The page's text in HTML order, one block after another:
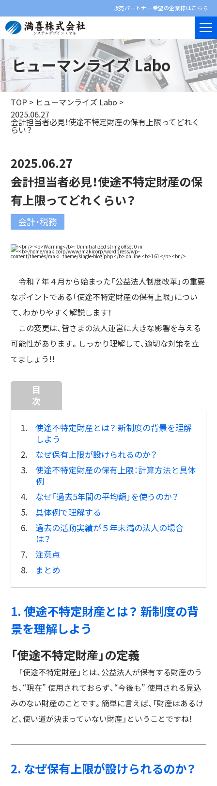
販売パートナー希望の企業様はこちら
ヒューマンライズ Labo
TOP > ヒューマンライズ Labo >
2025.06.27
会計担当者必見！使途不特定財産の保有上限ってどれく
らい？
2025.06.27
会計担当者必見！使途不特定財産の保
有上限ってどれくらい？
会計・税務
令和７年４月から始まった「公益法人制度改革」の重要
なポイントである「使途不特定財産の保有上限」につい
て、わかりやすく解説します！
この変更は、皆さまの法人運営に大きな影響を与える
可能性があります。しっかり理解して、適切な対策を立
てましょう!!
目
次
1.使途不特定財産とは？ 新制度の背景を理解
しよう
2. なぜ保有上限が設けられるのか？
3.使途不特定財産の保有上限：計算方法と具体
例
4. なぜ「過去5年間の平均額」を使うのか？
5. 具体例で理解する
6.過去の活動実績が５年未満の法人の場合
は？
7.注意点
8. まとめ
1. 使途不特定財産とは？ 新制度の背
景を理解しよう
「使途不特定財産」の定義
「使途不特定財産」とは、公益法人が保有する財産のう
ち、“現在” 使用されておらず、“今後も” 使用される見込
みのない財産のことです。簡単に言えば、「財産はあるけ
ど、使い道が決まっていない財産」ということですね！
2. なぜ保有上限が設けられるのか？